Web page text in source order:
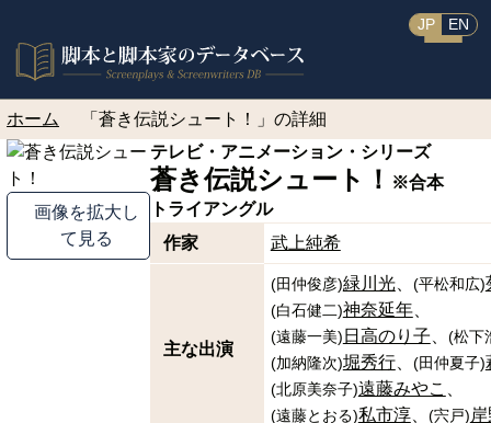
JP EN
ホーム 「蒼き伝説シュート！」の詳細
画像を拡大し
て見る
テレビ・アニメーション・シリーズ
蒼き伝説シュート！
※合本
トライアングル
作家
武上純希
主な出演
(田仲俊彦)緑川光 (平松和広)
(白石健二)神奈延年
(遠藤一美) 日高のり子 (松下
(加納隆次)堀秀行 (田仲夏子)
(北原美奈子)遠藤みやこ
(遠藤とおる)私市淳 (宍戸)